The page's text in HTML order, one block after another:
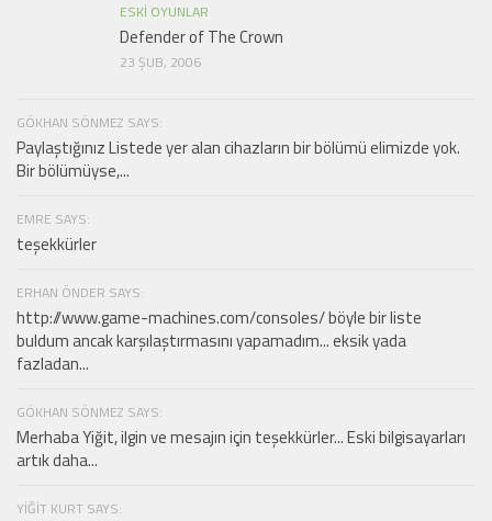
ESKI OYUNLAR
Defender of The Crown
23 ŞUB, 2006
GÖKHAN SÖNMEZ SAYS:
Paylaştığınız Listede yer alan cihazların bir bölümü elimizde yok.
Bir bölümüyse,...
EMRE SAYS:
teşekkürler
ERHAN ÖNDER SAYS:
http://www.game-machines.com/consoles/ böyle bir liste
buldum ancak karşılaştırmasını yapamadım... eksik yada
fazladan...
GÖKHAN SÖNMEZ SAYS:
Merhaba Yiğit, ilgin ve mesajın için teşekkürler... Eski bilgisayarları
artık daha...
YIĞIT KURT SAYS: